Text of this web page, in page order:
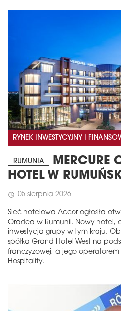
RYNEK INWESTYCYJNY I
RUMUNIA
MERCURE
HOTEL W
schedule 05 sierpnia 2026
Sieć hotelowa Accor ogłosiła
Oradea w Rumunii. Nowy hotel,
inwestycja grupy w tym kraju.
spółka Grand Hotel West na
franczyzowej, a jego operatorem
Hospitality.